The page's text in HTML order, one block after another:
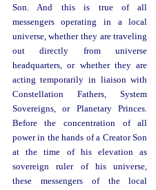
Son. And this is true of all
messengers operating in a local
universe, whether they are traveling
out directly from universe
headquarters, or whether they are
acting temporarily in liaison with
Constellation Fathers, System
Sovereigns, or Planetary Princes.
Before the concentration of all
power in the hands of a Creator Son
at the time of his elevation as
sovereign ruler of his universe,
these messengers of the local